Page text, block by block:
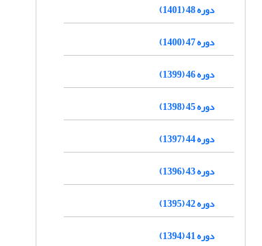
دوره 48 (1401)
دوره 47 (1400)
دوره 46 (1399)
دوره 45 (1398)
دوره 44 (1397)
دوره 43 (1396)
دوره 42 (1395)
دوره 41 (1394)